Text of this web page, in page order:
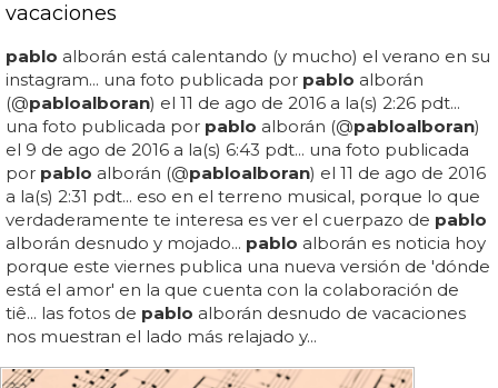
vacaciones
pablo alborán está calentando (y mucho) el verano en su
instagram... una foto publicada por pablo alborán
(@pabloalboran) el 11 de ago de 2016 a la(s) 2:26 pdt...
una foto publicada por pablo alborán (@pabloalboran)
el 9 de ago de 2016 a la(s) 6:43 pdt... una foto publicada
por pablo alborán (@pabloalboran) el 11 de ago de 2016
a la(s) 2:31 pdt... eso en el terreno musical, porque lo que
verdaderamente te interesa es ver el cuerpazo de pablo
alborán desnudo y mojado... pablo alborán es noticia hoy
porque este viernes publica una nueva versión de 'dónde
está el amor' en la que cuenta con la colaboración de
tiê... las fotos de pablo alborán desnudo de vacaciones
nos muestran el lado más relajado y...